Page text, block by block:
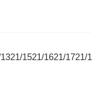
1521/1621/1721/